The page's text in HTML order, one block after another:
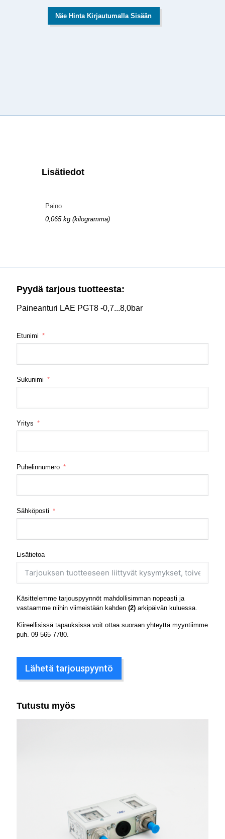
Näe Hinta Kirjautumalla Sisään
Lisätiedot
Paino
0,065 kg (kilogramma)
Pyydä tarjous tuotteesta:
Paineanturi LAE PGT8 -0,7...8,0bar
Etunimi
Sukunimi
Yritys
Puhelinnumero
Sähköposti
Lisätietoa
Käsittelemme tarjouspyynnöt mahdollisimman nopeasti ja
vastaamme niihin viimeistään kahden (2) arkipäivän kuluessa.
Kiireellisissä tapauksissa voit ottaa suoraan yhteyttä myyntiimme
puh. 09 565 7780
Lähetä tarjouspyyntö
Tutustu myös